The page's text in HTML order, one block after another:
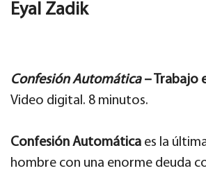
Eyal Zadik
Confesión Automática– Trabajo
Video digital. 8 minutos.
Confesión Automática es la
hombre con una enorme deuda